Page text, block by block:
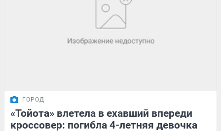
ГОРОД
«Тойота» влетела в ехавший впереди
кроссовер: погибла 4-летняя девочка